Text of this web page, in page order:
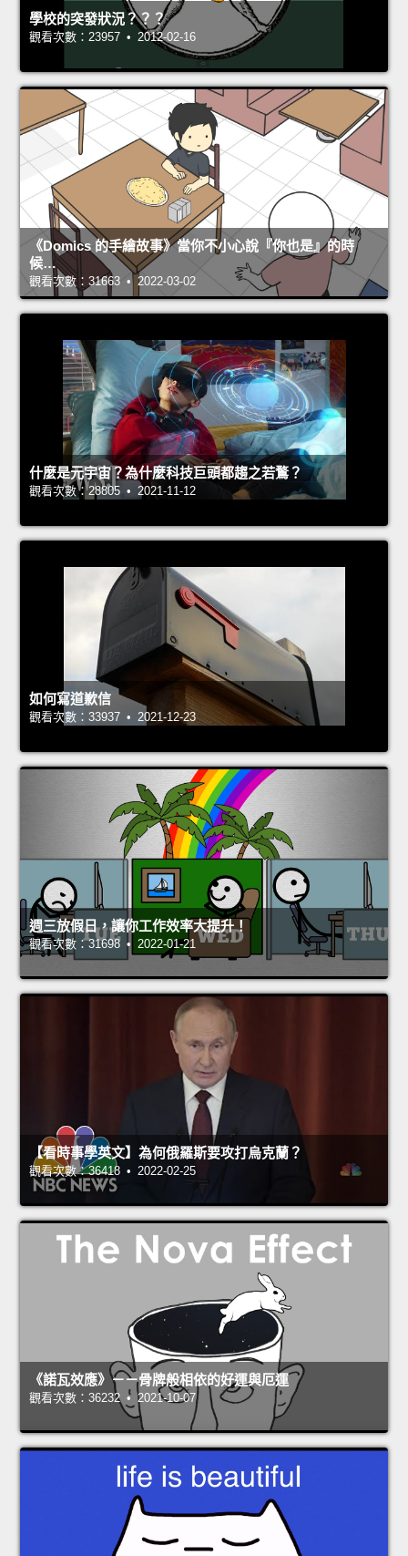
學校的突發狀況？？？
觀看次數：23957 • 2012-02-16
《Domics 的手繪故事》當你不小心說『你也是』的時
候…
觀看次數：31663 • 2022-03-02
什麼是元宇宙？為什麼科技巨頭都趨之若鶩？
觀看次數：28805 • 2021-11-12
如何寫道歉信
觀看次數：33937 • 2021-12-23
週三放假日，讓你工作效率大提升！
觀看次數：31698 • 2022-01-21
【看時事學英文】為何俄羅斯要攻打烏克蘭？
觀看次數：36418 • 2022-02-25
《諾瓦效應》－－骨牌般相依的好運與厄運
觀看次數：36232 • 2021-10-07